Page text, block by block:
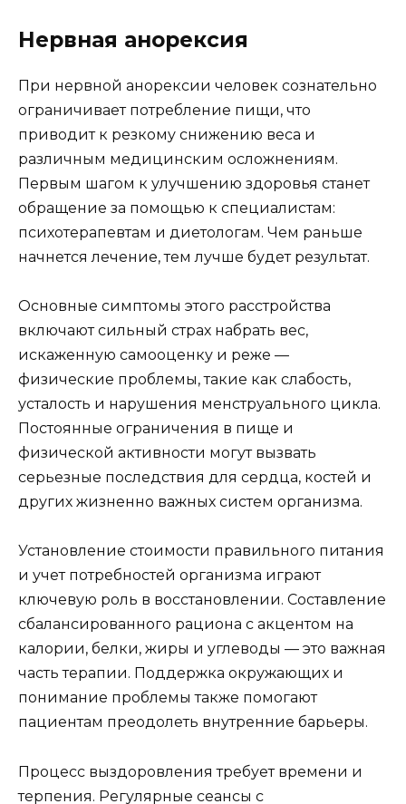
Нервная анорексия
При нервной анорексии человек сознательно
ограничивает потребление пищи, что
приводит к резкому снижению веса и
различным медицинским осложнениям.
Первым шагом к улучшению здоровья станет
обращение за помощью к специалистам:
психотерапевтам и диетологам. Чем раньше
начнется лечение, тем лучше будет результат.
Основные симптомы этого расстройства
включают сильный страх набрать вес,
искаженную самооценку и реже —
физические проблемы, такие как слабость,
усталость и нарушения менструального цикла.
Постоянные ограничения в пище и
физической активности могут вызвать
серьезные последствия для сердца, костей и
других жизненно важных систем организма.
Установление стоимости правильного питания
и учет потребностей организма играют
ключевую роль в восстановлении. Составление
сбалансированного рациона с акцентом на
калории, белки, жиры и углеводы — это важная
часть терапии. Поддержка окружающих и
понимание проблемы также помогают
пациентам преодолеть внутренние барьеры.
Процесс выздоровления требует времени и
терпения. Регулярные сеансы с